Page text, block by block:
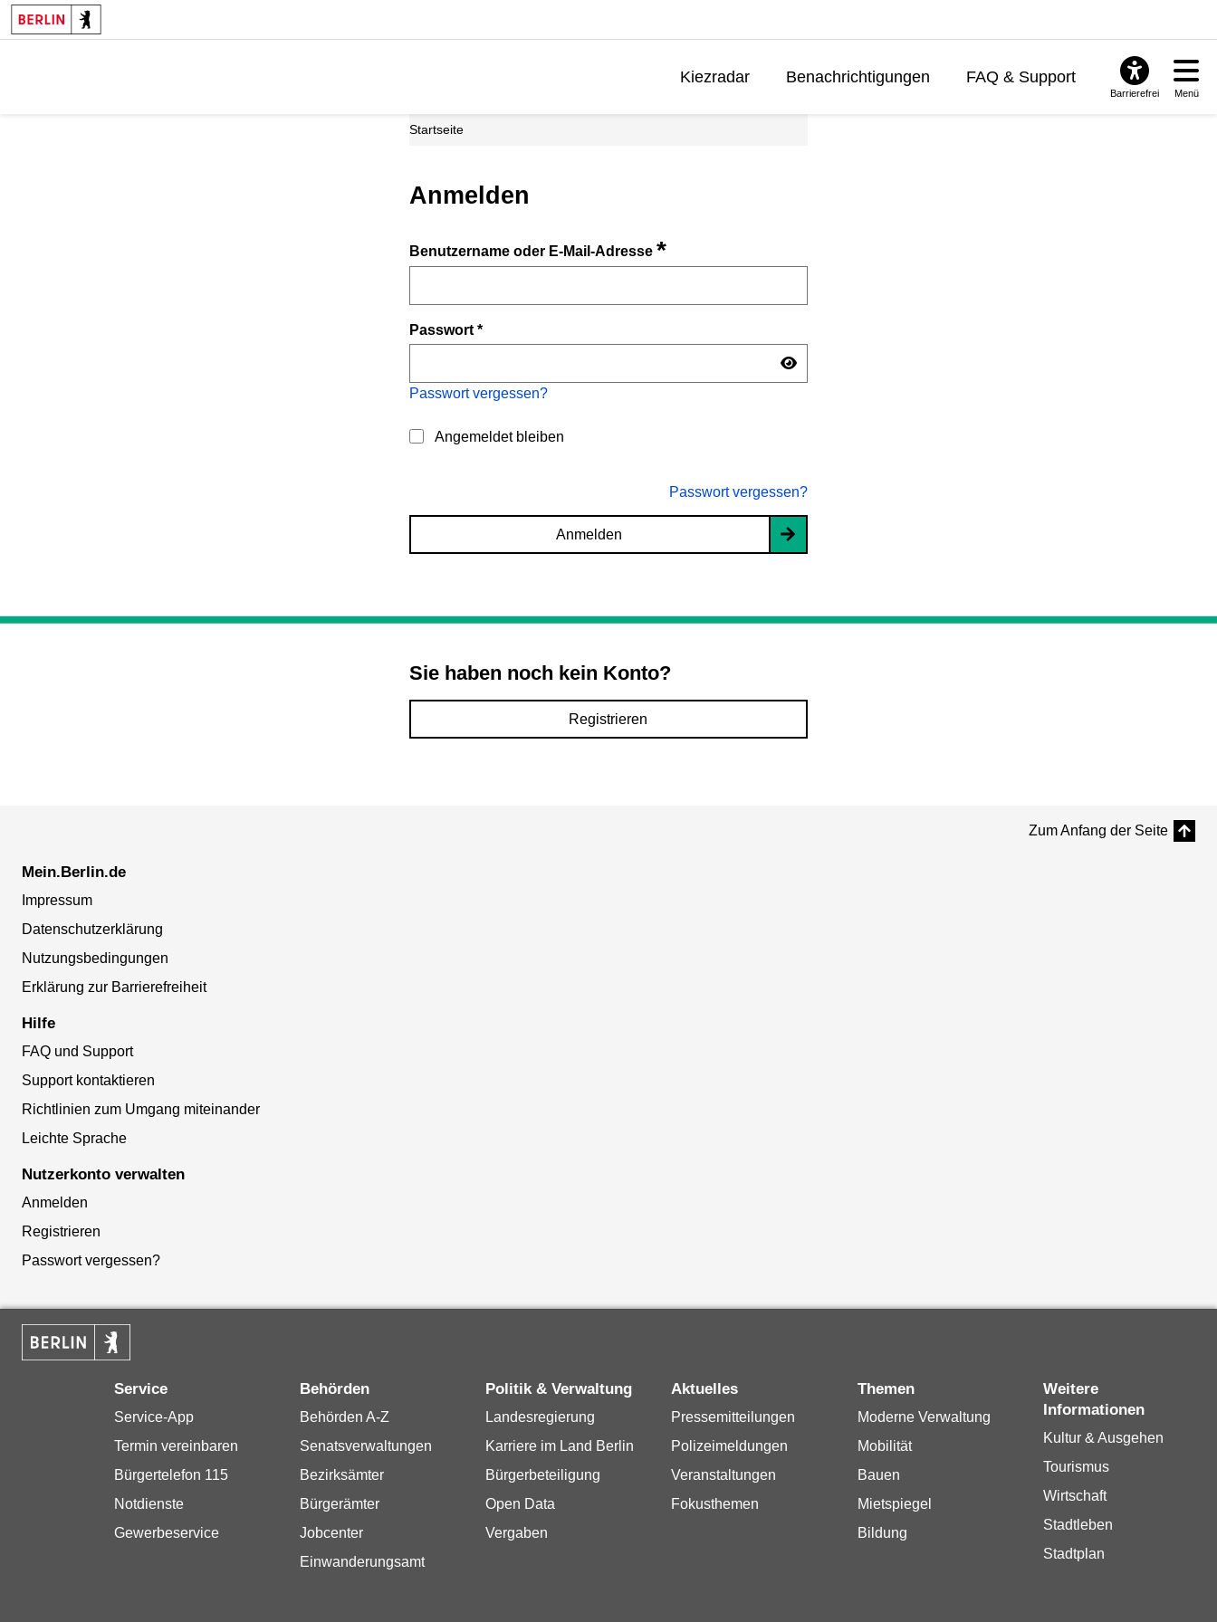
Kiezradar Benachrichtigungen FAQ & Support
Barrierefrei Menü
Startseite
Anmelden
Benutzername oder E-Mail-Adresse*
Passwort*
Passwort vergessen?
Angemeldet bleiben
Passwort vergessen?
Anmelden
Sie haben noch kein Konto?
Registrieren
Zum Anfang der Seite
Mein.Berlin.de
Impressum
Datenschutzerklärung
Nutzungsbedingungen
Erklärung zur Barrierefreiheit
Hilfe
FAQ und Support
Support kontaktieren
Richtlinien zum Umgang miteinander
Leichte Sprache
Nutzerkonto verwalten
Anmelden
Registrieren
Passwort vergessen?
Service
Service-App
Termin vereinbaren
Bürgertelefon 115
Notdienste
Gewerbeservice
Behörden
Behörden A-Z
Senatsverwaltungen
Bezirksämter
Bürgerämter
Jobcenter
Einwanderungsamt
Politik & Verwaltung
Landesregierung
Karriere im Land Berlin
Bürgerbeteiligung
Open Data
Vergaben
Aktuelles
Pressemitteilungen
Polizeimeldungen
Veranstaltungen
Fokusthemen
Themen
Moderne Verwaltung
Mobilität
Bauen
Mietspiegel
Bildung
Weitere
Informationen
Kultur & Ausgehen
Tourismus
Wirtschaft
Stadtleben
Stadtplan